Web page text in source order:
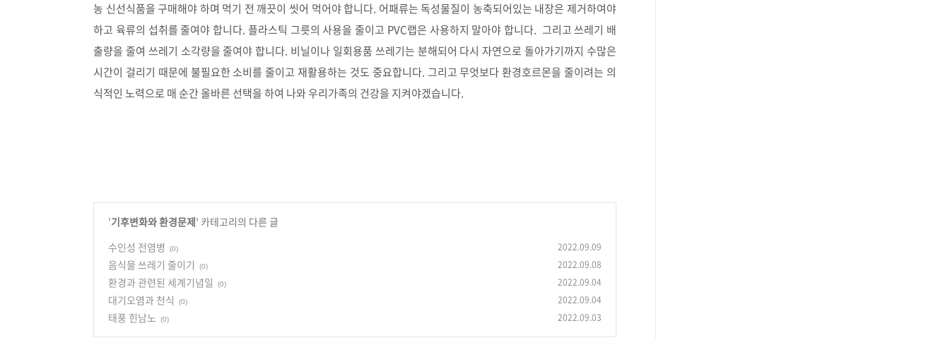
농 신선식품을 구매해야 하며 먹기 전 깨끗이 씻어 먹어야 합니다. 어패류는 독성물질이 농축되어있는 내장은 제거하여야
하고 육류의 섭취를 줄여야 합니다. 플라스틱 그릇의 사용을 줄이고 PVC랩은 사용하지 말아야 합니다. 그리고 쓰레기 배
출량을 줄여 쓰레기 소각량을 줄여야 합니다. 비닐이나 일회용품 쓰레기는 분해되어 다시 자연으로 돌아가기까지 수많은
시간이 걸리기 때문에 불필요한 소비를 줄이고 재활용하는 것도 중요합니다. 그리고 무엇보다 환경호르몬을 줄이려는 의
식적인 노력으로 매 순간 올바른 선택을 하여 나와 우리가족의 건강을 지켜야겠습니다.
'기후변화와 환경문제' 카테고리의 다른 글
수인성 전염병
(0) 2022.09.09
음식물 쓰레기 줄이기 (0) 2022.09.08
환경과 관련된 세계기념일 (0) 2022.09.04
대기오염과 천식 (0) 2022.09.04
태풍 힌남노 (0) 2022.09.03